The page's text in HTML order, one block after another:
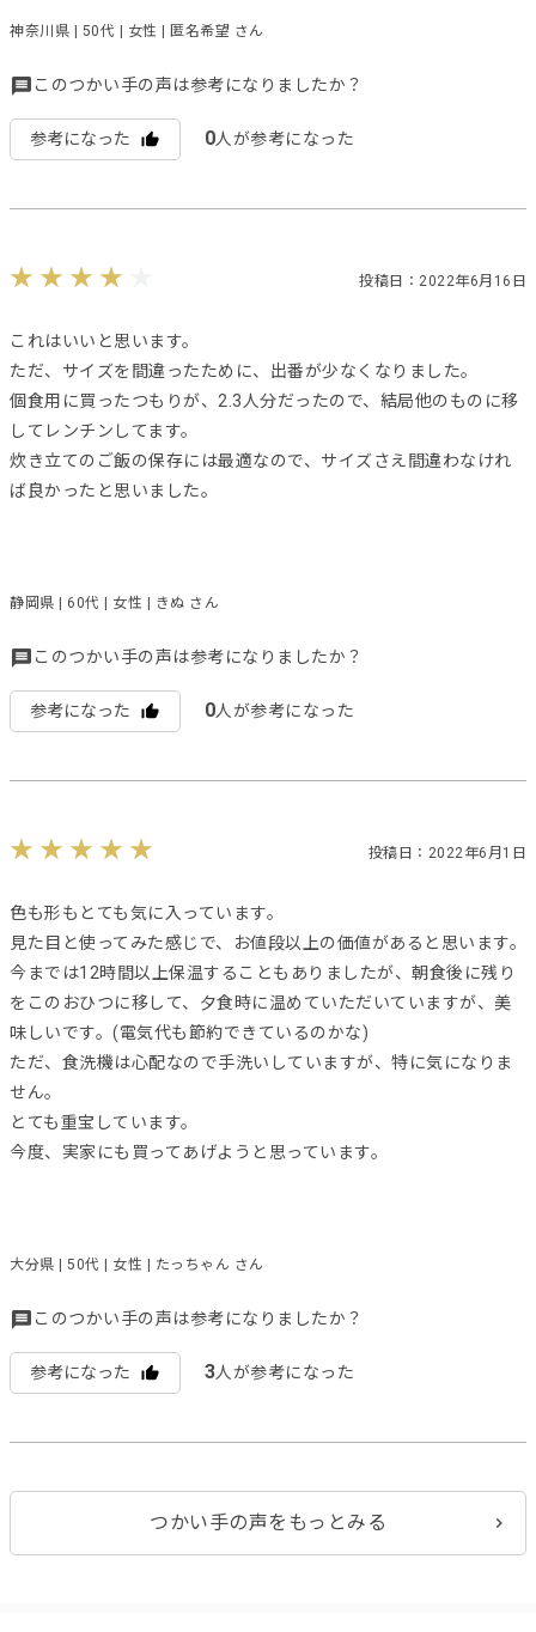
神奈川県 | 50代 | 女性 | 匿名希望 さん
このつかい手の声は参考になりましたか？
参考になった 0人が参考になった
投稿日：2022年6月16日
これはいいと思います。
ただ、サイズを間違ったために、出番が少なくなりました。
個食用に買ったつもりが、2.3人分だったので、結局他のものに移
してレンチンしてます。
炊き立てのご飯の保存には最適なので、サイズさえ間違わなけれ
ば良かったと思いました。
静岡県 | 60代 | 女性 | きぬ さん
このつかい手の声は参考になりましたか？
参考になった 0人が参考になった
投稿日：2022年6月1日
色も形もとても気に入っています。
見た目と使ってみた感じで、お値段以上の価値があると思います。
今までは12時間以上保温することもありましたが、朝食後に残り
をこのおひつに移して、夕食時に温めていただいていますが、美
味しいです。(電気代も節約できているのかな)
ただ、食洗機は心配なので手洗いしていますが、特に気になりま
せん。
とても重宝しています。
今度、実家にも買ってあげようと思っています。
大分県 | 50代 | 女性 | たっちゃん さん
このつかい手の声は参考になりましたか？
参考になった 3人が参考になった
つかい手の声をもっとみる